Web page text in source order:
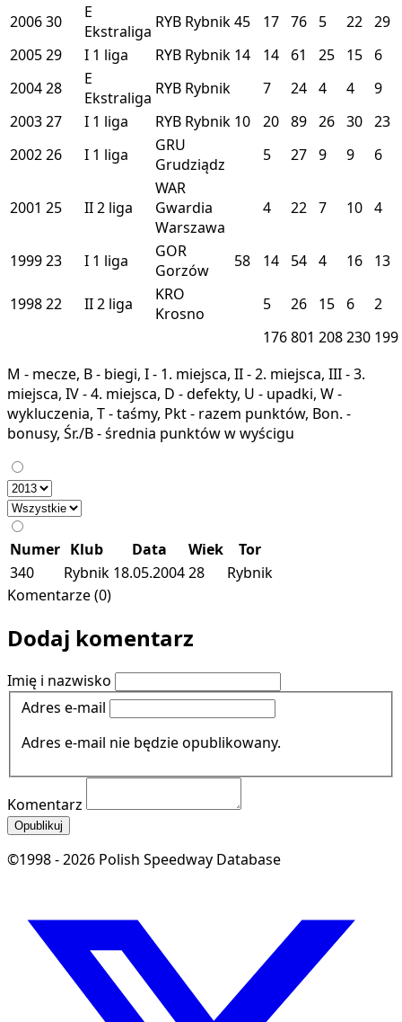
200630
E
Ekstraliga RYB Rybnik45 17 76 5 22 29
200529 I 1 liga RYB Rybnik 14 14 61 25 15
6
200428
E
Ekstraliga RYB Rybnik 7 24 4 4
9
200327 I 1 liga RYB Rybnik 10 20 89 26 30 23
200226 I 1 liga
GRU
Grudziądz
5 27 9 9 6
2001 25 II2 liga
WAR
Gwardia
Warszawa
4 22 7 10 4
199923 I 1 liga
GOR
Gorzów
58 14 54 4 16 13
199822 II2 liga
KRO
Krosno
5 26 15 6
2
176801 208230 199
M - mecze, B - biegi, I - 1. miejsca, II - 2. miejsca, III - 3.
miejsca, IV - 4. miejsca, D - defekty, U - upadki, W -
wykluczenia, T - taśmy, Pkt - razem punktów, Bon. -
bonusy, Śr./B - średnia punktów w wyścigu
Numer Klub Data Wiek
Tor
340
Rybnik 18.05.200428
Rybnik
Komentarze (0)
Dodaj komentarz
Imię i nazwisko
Adres e-mail
Adres e-mail nie będzie opublikowany.
Komentarz
Opublikuj
©1998 - 2026 Polish Speedway Database